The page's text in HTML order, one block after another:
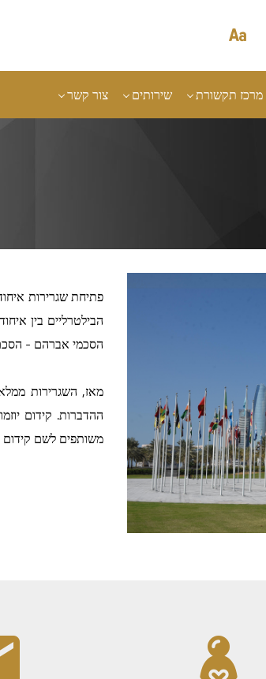
מרכז תקשורת שירותים צור קשר
פתיחת שגרירות
הבילטרליים בין
הסכמי אברהם - הסכם
מאז, השגרירות
ההדברות. קידום
משותפים לשם קידום